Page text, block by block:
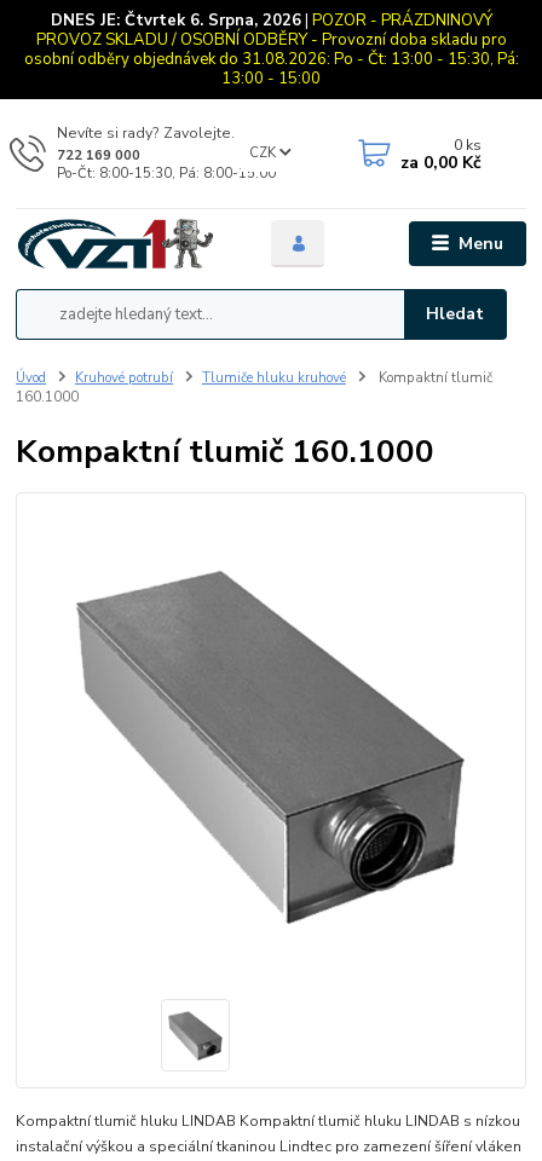
DNES JE: Čtvrtek 6. Srpna, 2026| POZOR - PRÁZDNINOVÝ
PROVOZ SKLADU / OSOBNÍ ODBĚRY - Provozní doba skladu pro
osobní odběry objednávek do 31.08.2026: Po - Čt: 13:00 - 15:30, Pá:
13:00 - 15:00
Menu
CZK
Hledat
Nevíte si rady? Zavolejte.
722 169 000
Po-Čt: 8:00-15:30, Pá: 8:00-15:00
0 ks
za 0,00 Kč
Úvod Kruhové potrubí Tlumiče hluku kruhové
Kompaktní tlumič
160.1000
Kompaktní tlumič 160.1000
Kompaktní tlumič hluku LINDAB Kompaktní tlumič hluku LINDAB s nízkou
instalační výškou a speciální tkaninou Lindtec pro zamezení šíření vláken